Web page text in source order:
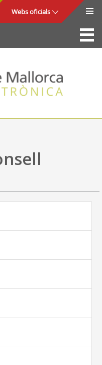
Webs oficials
La Seu
Consell de Mallorca
Accés i seguretat
Utilitats
Ajuda